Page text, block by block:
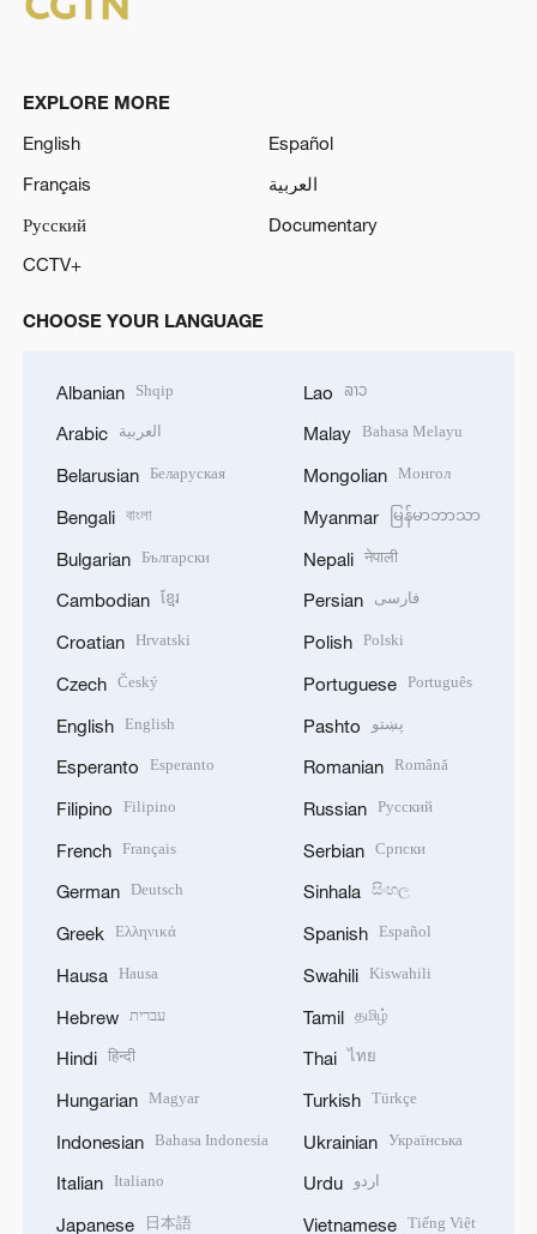
EXPLORE MORE
English
Español
Français
العربية
Русский
Documentary
CCTV+
CHOOSE YOUR LANGUAGE
Albanian Shqip
Arabic العربية
Belarusian Беларуская
Bengali বাংলা
Bulgarian Български
Cambodian ខ្មែរ
Croatian Hrvatski
Czech Český
English English
Esperanto Esperanto
Filipino Filipino
French Français
German Deutsch
Greek Ελληνικά
Hausa Hausa
Hebrew עברית
Hindi हिन्दी
Hungarian Magyar
Indonesian Bahasa Indonesia
Italian Italiano
Japanese 日本語
Lao ລາວ
Malay Bahasa Melayu
Mongolian Монгол
Myanmar မြန်မာဘာသာ
Nepali नेपाली
Persian فارسی
Polish Polski
Portuguese Português
Pashto پښتو
Romanian Română
Russian Русский
Serbian Српски
Sinhala සිංහල
Spanish Español
Swahili Kiswahili
Tamil தமிழ்
Thai ไทย
Turkish Türkçe
Ukrainian Українська
Urdu اردو
Vietnamese Tiếng Việt